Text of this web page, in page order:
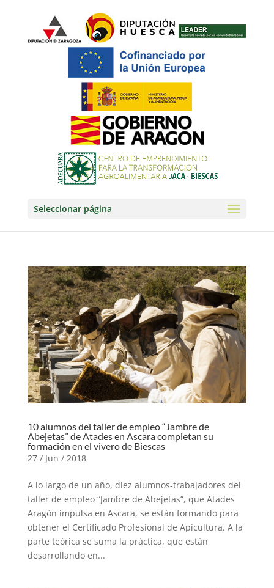
Seleccionar página
10 alumnos del taller de empleo “Jambre de
Abejetas” de Atades en Ascara completan su
formación en el vivero de Biescas
27 / Jun / 2018
A lo largo de un año, diez alumnos-trabajadores del
taller de empleo “Jambre de Abejetas”, que Atades
Aragón impulsa en Ascara, se están formando para
obtener el Certificado Profesional de Apicultura. A la
parte teórica se suma la práctica, que están
desarrollando en...